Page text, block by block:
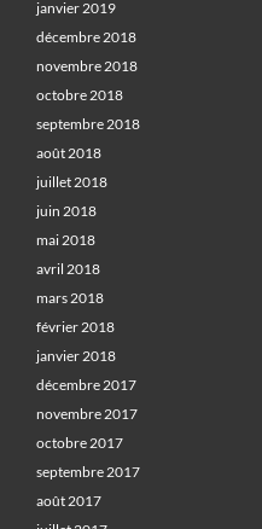
janvier 2019
décembre 2018
novembre 2018
octobre 2018
septembre 2018
août 2018
juillet 2018
juin 2018
mai 2018
avril 2018
mars 2018
février 2018
janvier 2018
décembre 2017
novembre 2017
octobre 2017
septembre 2017
août 2017